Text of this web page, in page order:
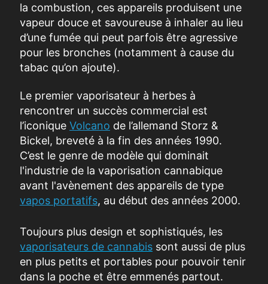
la combustion, ces appareils produisent une
vapeur douce et savoureuse à inhaler au lieu
d’une fumée qui peut parfois être agressive
pour les bronches (notamment à cause du
tabac qu’on ajoute).
Le premier vaporisateur à herbes à
rencontrer un succès commercial est
l’iconique Volcano de l’allemand Storz &
Bickel, breveté à la fin des années 1990.
C’est le genre de modèle qui dominait
l'industrie de la vaporisation cannabique
avant l'avènement des appareils de type
vapos portatifs, au début des années 2000.
Toujours plus design et sophistiqués, les
vaporisateurs de cannabis sont aussi de plus
en plus petits et portables pour pouvoir tenir
dans la poche et être emmenés partout.